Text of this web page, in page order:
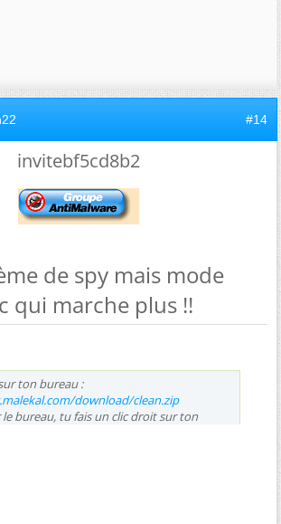
#14
invitebf5cd8b2
de spy mais mode
qui marche plus !!
ton bureau :
download/clean.zip
le bureau, tu fais un clic droit sur ton